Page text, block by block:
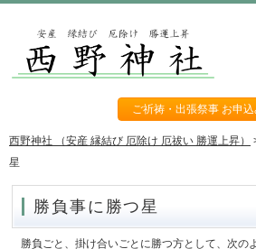
ご祈祷・出張祭事 お申込
西野神社 （安産 縁結び 厄除け 厄祓い 勝運上昇）
星
勝負事に勝つ星
勝負ごと、掛け合いごとに勝つ方として、次の